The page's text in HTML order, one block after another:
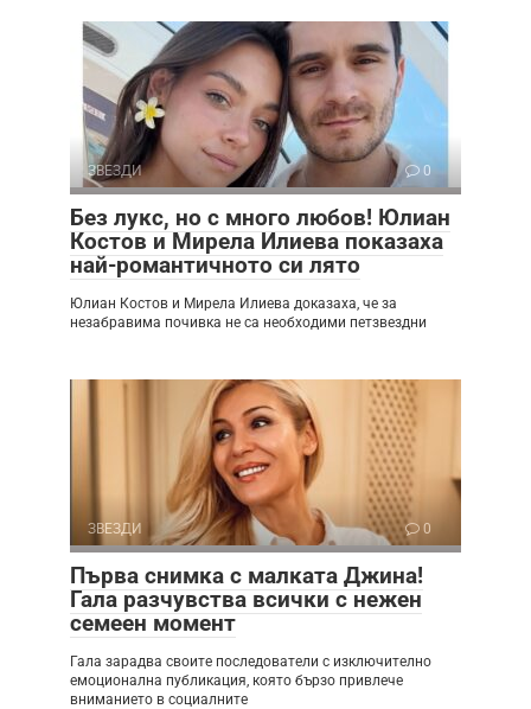
ЗВЕЗДИ 0
Без лукс, но с много любов! Юлиан
Костов и Мирела Илиева показаха
най-романтичното си лято
Юлиан Костов и Мирела Илиева доказаха, че за
незабравима почивка не са необходими петзвездни
ЗВЕЗДИ 0
Първа снимка с малката Джина!
Гала разчувства всички с нежен
семеен момент
Гала зарадва своите последователи с изключително
емоционална публикация, която бързо привлече
вниманието в социалните